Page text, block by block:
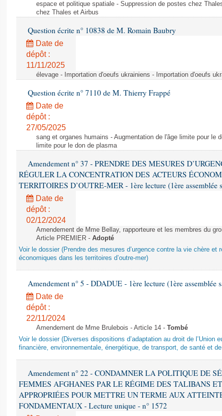
espace et politique spatiale - Suppression de postes chez
chez Thales et Airbus
Question écrite n° 10838 de M. Romain Baubry
Date de
dépôt :
11/11/2025
élevage - Importation d'oeufs ukrainiens - Importation d'oeufs
Question écrite n° 7110 de M. Thierry Frappé
Date de
dépôt :
27/05/2025
sang et organes humains - Augmentation de l'âge limite pour le
limite pour le don de plasma
Amendement n° 37 - PRENDRE DES MESURES
RÉGULER LA CONCENTRATION DES ACTEURS
TERRITOIRES D’OUTRE-MER - 1ère lecture (1ère assemblée
Date de
dépôt :
02/12/2024
Amendement de Mme Bellay, rapporteure et les membres du
Article PREMIER - Adopté
Voir le dossier (Prendre des mesures d’urgence contre la vie chère et
économiques dans les territoires d’outre-mer)
Amendement n° 5 - DDADUE - 1ère lecture (1ère assemblée
Date de
dépôt :
22/11/2024
Amendement de Mme Brulebois - Article 14 - Tombé
Voir le dossier (Diverses dispositions d’adaptation au droit de l’Union
financière, environnementale, énergétique, de transport, de santé et
Amendement n° 22 - CONDAMNER LA POLITIQUE DE
FEMMES AFGHANES PAR LE RÉGIME DES TALIBANS
APPROPRIÉES POUR METTRE UN TERME AUX
FONDAMENTAUX - Lecture unique - n° 1572